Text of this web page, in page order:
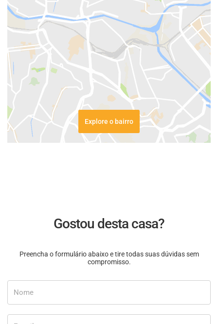
Explore o bairro
Gostou desta casa?
Preencha o formulário abaixo e tire todas suas dúvidas sem
compromisso.